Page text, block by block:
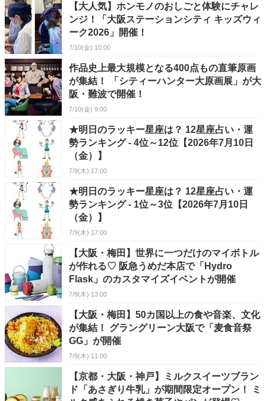
【大人気】ホンモノのおしごと体験にチャレ
ンジ！「大阪ステーションシティ キッズウィ
ーク2026」開催！
7/10(金) 10:00
作品史上最大規模となる400点もの直筆原画
が集結！ 「シティーハンター大原画展」が大
阪・難波で開催！
7/10(金) 9:00
★明日のラッキー星座は？ 12星座占い・運
勢ランキング - 4位～12位【2026年7月10日
（金）】
7/9(木) 17:00
★明日のラッキー星座は？ 12星座占い・運
勢ランキング - 1位～3位【2026年7月10日
（金）】
7/9(木) 17:00
【大阪・梅田】世界に一つだけのマイボトル
が作れる♡ 阪急うめだ本店で「Hydro
Flask」のカスタマイズイベントが開催
7/9(木) 13:00
【大阪・梅田】50カ国以上の食や音楽、文化
が集結！ グラングリーン大阪で「麦食音祭
GG」が開催
7/9(木) 11:00
【京都・大阪・神戸】ミルクスイーツブラン
ド「あさぎり牛乳」が期間限定オープン！ ミ